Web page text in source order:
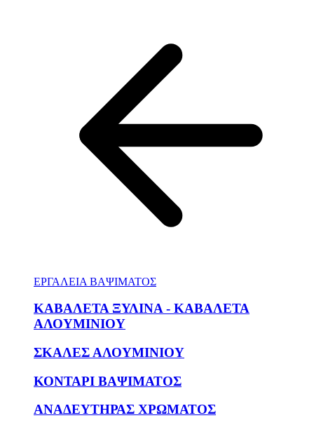
ΕΡΓΑΛΕΙΑ ΒΑΨΙΜΑΤΟΣ
ΚΑΒΑΛΕΤΑ ΞΥΛΙΝΑ - ΚΑΒΑΛΕΤΑ
ΑΛΟΥΜΙΝΙΟΥ
ΣΚΑΛΕΣ ΑΛΟΥΜΙΝΙΟΥ
ΚΟΝΤΑΡΙ ΒΑΨΙΜΑΤΟΣ
ΑΝΑΔΕΥΤΗΡΑΣ ΧΡΩΜΑΤΟΣ